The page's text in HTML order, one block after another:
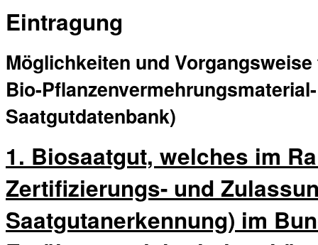
Eintragung
Möglichkeiten und
Bio-
Saatgutdatenbank)
1. Biosaatgut, welches im
Zertifizierungs- und
Saatgutanerkennung) im